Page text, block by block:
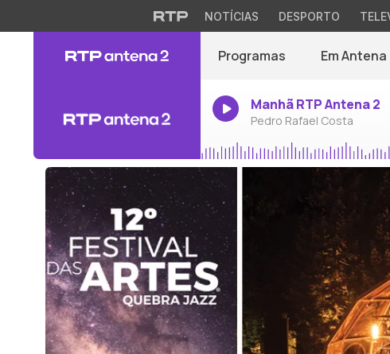
NOTÍCIAS DESPORTO
Programas Em Antena
Manhã RTP Antena 2
Pedro Rafael Costa